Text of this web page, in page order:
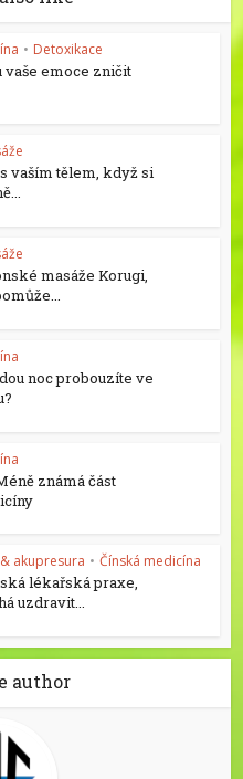
• Detoxikace
vaše emoce zničit
vaším tělem, když si
masáže Korugi,
noc probouzíte ve
známá část
akupresura • Čínská medicína
lékařská praxe,
uzdravit...
author